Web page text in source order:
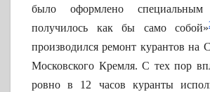
было оформлено
получилось как бы само собой»
производился ремонт курантов на
Московского Кремля. С тех пор
ровно в 12 часов куранты